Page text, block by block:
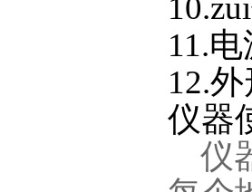
11.
12.
仪器
仪